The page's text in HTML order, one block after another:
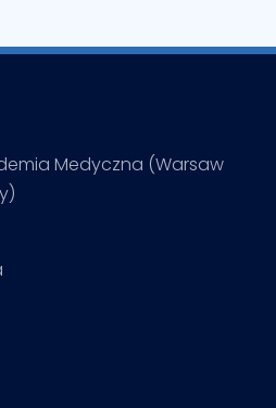
Medyczna (Warsaw